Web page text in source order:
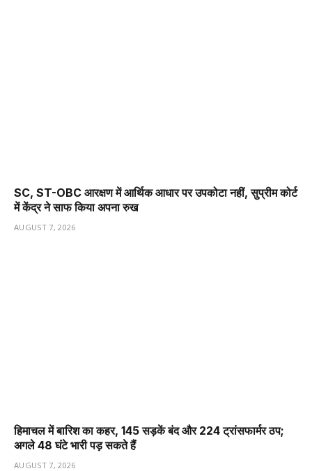
SC, ST-OBC आरक्षण में आर्थिक आधार पर उपकोटा नहीं, सुप्रीम कोर्ट
में केंद्र ने साफ किया अपना रुख
AUGUST 7, 2026
हिमाचल में बारिश का कहर, 145 सड़कें बंद और 224 ट्रांसफार्मर ठप;
अगले 48 घंटे भारी पड़ सकते हैं
AUGUST 7, 2026